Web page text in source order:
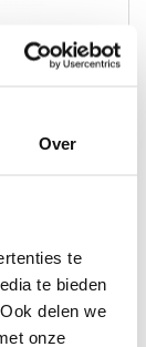
Over
te
te bieden
delen we
onze